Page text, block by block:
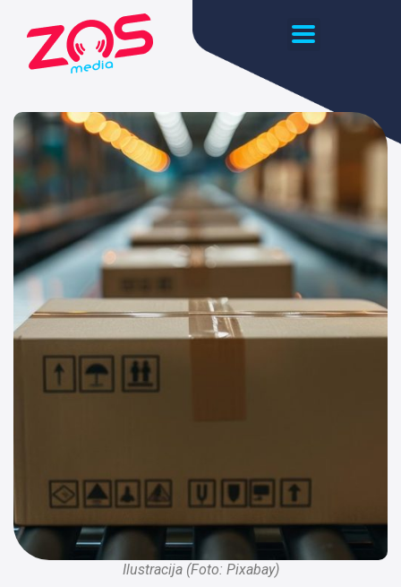
Ilustracija (Foto: Pixabay)